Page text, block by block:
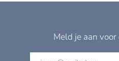
Meld je aan